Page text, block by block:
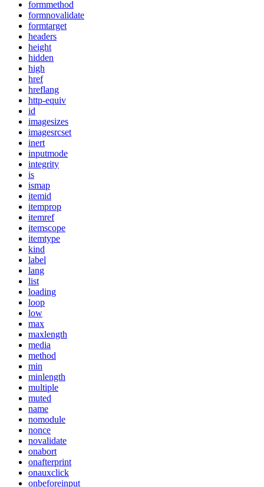
formmethod
formnovalidate
formtarget
headers
height
hidden
high
href
hreflang
http-equiv
id
imagesizes
imagesrcset
inert
inputmode
integrity
is
ismap
itemid
itemprop
itemref
itemscope
itemtype
kind
label
lang
list
loading
loop
low
max
maxlength
media
method
min
minlength
multiple
muted
name
nomodule
nonce
novalidate
onabort
onafterprint
onauxclick
onbeforeinput